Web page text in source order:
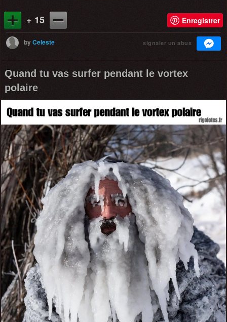
+ 15 Enregistrer
byCeleste signaler un abus
Quand tu vas surfer pendant le vortex
polaire